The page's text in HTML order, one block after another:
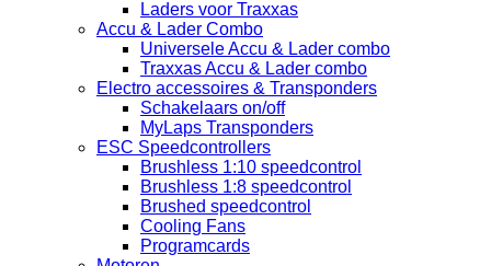
Laders voor Traxxas
Accu & Lader Combo
Universele Accu & Lader combo
Traxxas Accu & Lader combo
Electro accessoires & Transponders
Schakelaars on/off
MyLaps Transponders
ESC Speedcontrollers
Brushless 1:10 speedcontrol
Brushless 1:8 speedcontrol
Brushed speedcontrol
Cooling Fans
Programcards